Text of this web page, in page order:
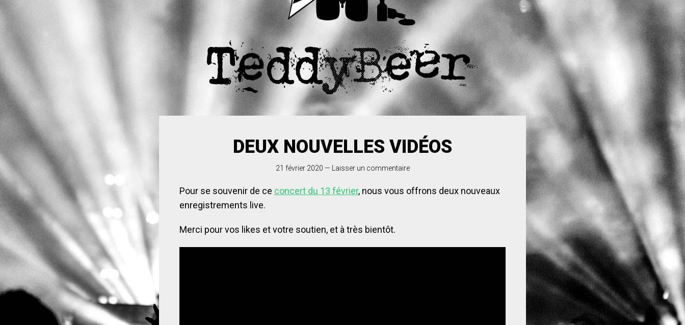
DEUX NOUVELLES VIDÉOS
21 février 2020 — Laisser un commentaire
Pour se souvenir de ce concert du 13 février, nous vous offrons deux nouveaux
enregistrements live.
Merci pour vos likes et votre soutien, et à très bientôt.